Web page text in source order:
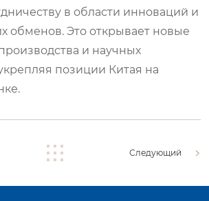
в области инноваций и
обменов. Это открывает новые
и научных
позиции Китая на
Следующий